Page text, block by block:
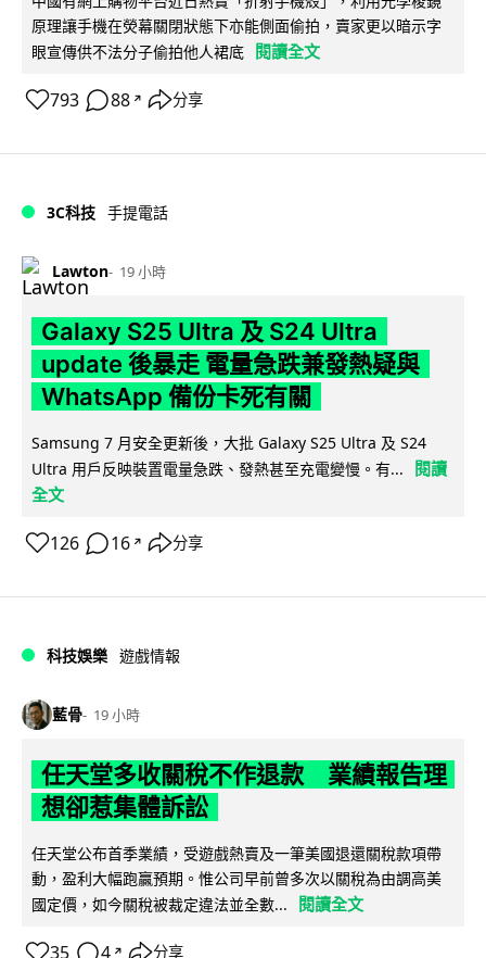
原理讓手機在熒幕關閉狀態下亦能側面偷拍，賣家更以暗示字
眼宣傳供不法分子偷拍他人裙底 閱讀全文
793 88 ↗ 分享
3C科技 手提電話
Lawton 19 小時
Galaxy S25 Ultra 及 S24 Ultra
update 後暴走 電量急跌兼發熱疑與
WhatsApp 備份卡死有關
Samsung 7 月安全更新後，大批 Galaxy S25 Ultra 及 S24
Ultra 用戶反映裝置電量急跌、發熱甚至充電變慢。有...
閱讀
全文
126 16 ↗ 分享
科技娛樂 遊戲情報
藍骨 19 小時
任天堂多收關稅不作退款 業績報告理
想卻惹集體訴訟
任天堂公布首季業績，受遊戲熱賣及一筆美國退還關稅款項帶
動，盈利大幅跑贏預期。惟公司早前曾多次以關稅為由調高美
國定價，如今關稅被裁定違法並全數...
閱讀全文
35 4 ↗ 分享